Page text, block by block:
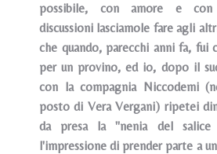
possibile, con amore e con
discussioni lasciamole fare agli
che quando, parecchi anni fa, fui
per un provino, ed io, dopo il
con la compagnia Niccodemi
posto di Vera Vergani) ripetei
da presa la "nenia del salice
l'impressione di prender parte a